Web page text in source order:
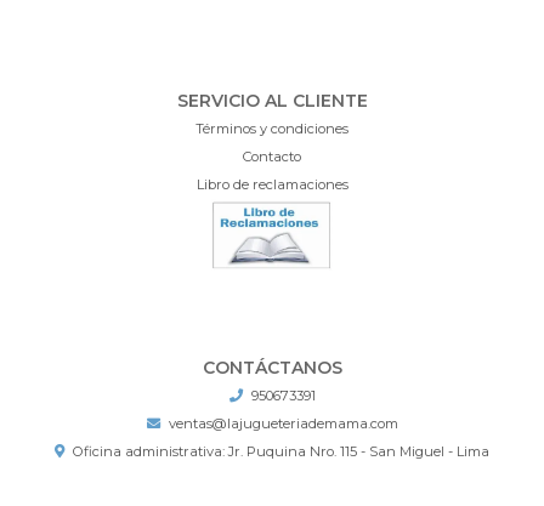
SERVICIO AL CLIENTE
Términos y condiciones
Contacto
Libro de reclamaciones
CONTÁCTANOS
950673391
ventas@lajugueteriademama.com
Oficina administrativa: Jr. Puquina Nro. 115 - San Miguel - Lima